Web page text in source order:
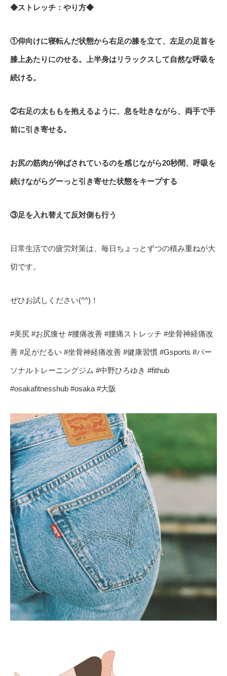
◆ストレッチ：やり方◆
①仰向けに寝転んだ状態から右足の膝を立て、左足の足首を
膝上あたりにのせる。上半身はリラックスして自然な呼吸を
続ける。
②右足の太ももを抱えるように、息を吐きながら、両手で手
前に引き寄せる。
お尻の筋肉が伸ばされているのを感じながら20秒間、呼吸を
続けながらグーっと引き寄せた状態をキープする
③足を入れ替えて反対側も行う
日常生活での疲労対策は、毎日ちょっとずつの積み重ねが大
切です。
ぜひお試しください(^^)！
#美尻 #お尻痩せ #腰痛改善 #腰痛ストレッチ #坐骨神経痛改
善 #足がだるい #坐骨神経痛改善 #健康習慣 #Gsports #パー
ソナルトレーニングジム #中野ひろゆき #fithub
#osakafitnesshub #osaka #大阪